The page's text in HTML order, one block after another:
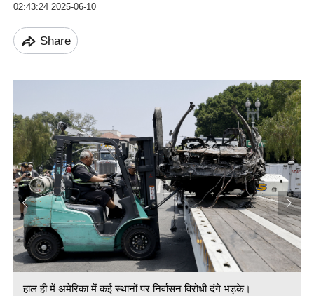
02:43:24 2025-06-10
Share
हाल ही में अमेरिका में कई स्थानों पर निर्वासन विरोधी दंगे भड़के।